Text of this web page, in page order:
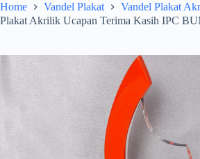
Home Vandel Plakat
Vandel Plakat
Plakat Akrilik Ucapan Terima Kasih IPC